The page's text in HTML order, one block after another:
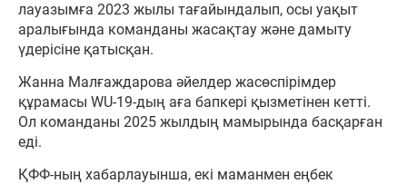
лауазымға 2023 жылы тағайындалып, осы уақыт
аралығында команданы жасақтау және дамыту
үдерісіне қатысқан.
Жанна Малғаждарова әйелдер жасөспірімдер
құрамасы WU-19-дың аға бапкері қызметінен кетті.
Ол команданы 2025 жылдың мамырында басқарған
еді.
ҚФФ-ның хабарлауынша, екі маманмен еңбек